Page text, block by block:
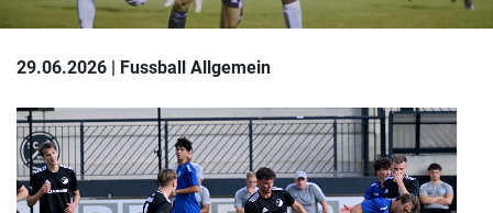
29.06.2026 | Fussball Allgemein